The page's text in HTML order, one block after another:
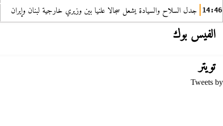
14:46 جدل السلاح والسيادة يشعل سجالا علنيا بين وزيري خارجية لبنان وإيران
الفيس بوك
تويتر
Tweets by